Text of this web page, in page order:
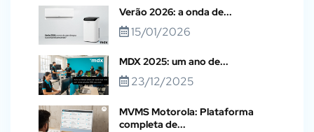
Verão 2026: a onda de...
15/01/2026
MDX 2025: um ano de...
23/12/2025
MVMS Motorola: Plataforma
completa de...